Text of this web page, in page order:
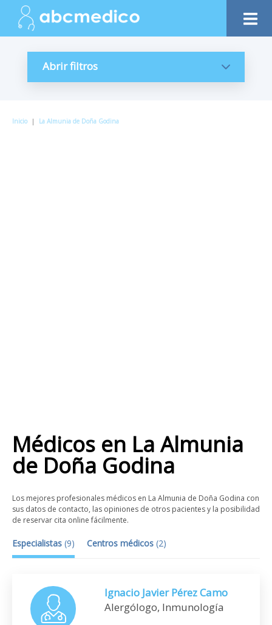
Abrir filtros
Inicio | La Almunia de Doña Godina
Médicos en La Almunia
de Doña Godina
Los mejores profesionales médicos en La Almunia de Doña Godina con
sus datos de contacto, las opiniones de otros pacientes y la posibilidad
de reservar cita online fácilmente.
Especialistas (9) Centros médicos (2)
Ignacio Javier Pérez Camo
Alergólogo, Inmunología